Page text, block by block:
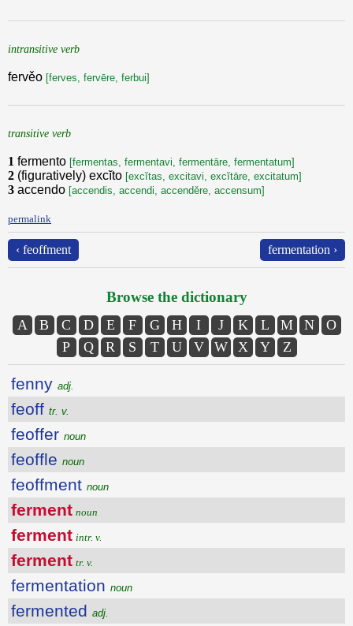
intransitive verb
fervěo [ferves, fervēre, ferbui]
transitive verb
1 fermento [fermentas, fermentavi, fermentāre, fermentatum]
2 (figuratively) excĭto [excĭtas, excitavi, excĭtāre, excitatum]
3 accendo [accendis, accendi, accenděre, accensum]
permalink
‹ feoffment fermentation ›
Browse the dictionary
A B C D E F G H I J K L M N
O
P
Q R S T U V W X Y Z
fenny adj.
feoff tr. v.
feoffer noun
feoffle noun
feoffment noun
ferment noun
ferment intr. v.
ferment tr. v.
fermentation noun
fermented adj.